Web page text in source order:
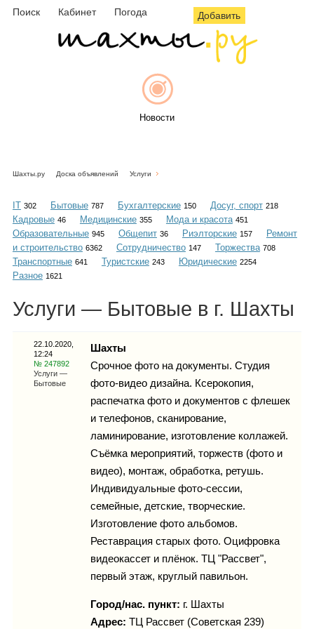
Поиск Кабинет Погода Добавить
Новости
Объявления
Каталог
Инфо
Гороскоп
Карты
Шахты.ру Доска объявлений Услуги
IT 302 Бытовые 787 Бухгалтерские 150 Досуг, спорт 218
Кадровые 46 Медицинские 355 Мода и красота 451
Образовательные 945 Общепит 36 Риэлторские 157
Ремонт
и строительство 6362 Сотрудничество 147 Торжества 708
Транспортные 641 Туристские 243 Юридические 2254
Разное 1621
Услуги — Бытовые в г. Шахты
22.10.2020,
12:24
№ 247892
Услуги —
Бытовые
Шахты
Срочное фото на документы. Студия
фото-видео дизайна. Ксерокопия,
распечатка фото и документов с флешек
и телефонов, сканирование,
ламинирование, изготовление коллажей.
Съёмка мероприятий, торжеств (фото и
видео), монтаж, обработка, ретушь.
Индивидуальные фото-сессии,
семейные, детские, творческие.
Изготовление фото альбомов.
Реставрация старых фото. Оцифровка
видеокассет и плёнок. ТЦ "Рассвет",
первый этаж, круглый павильон.
Город/нас. пункт: г. Шахты
Адрес: ТЦ Рассвет (Советская 239)